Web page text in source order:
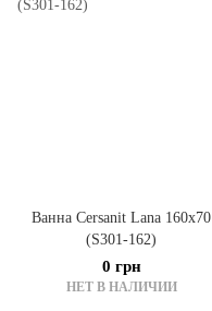
Ванна Cersanit Lana 160x70
(S301-162)
0 грн
НЕТ В НАЛИЧИИ